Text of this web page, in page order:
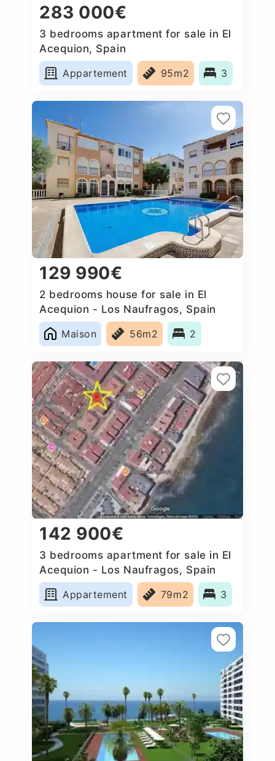
283 000€
3 bedrooms apartment for sale in El
Acequion, Spain
Appartement
95m2 3
129 990€
2 bedrooms house for sale in El
Acequion - Los Naufragos, Spain
Maison
56m2 2
142 900€
3 bedrooms apartment for sale in El
Acequion - Los Naufragos, Spain
Appartement
79m2 3